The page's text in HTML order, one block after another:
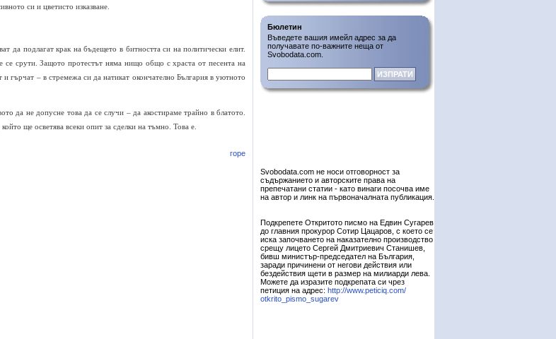
си и цветисто изказване.
да подлагат крак на бъдещето в битността си на политически елит.
се срути. Защото протестът няма нищо общо с храста от песента на
гърчат – в стремежа си да натикат окончателно България в уютното
да не допусне това да се случи – да акостираме трайно в блатото.
ще осветява всеки опит за сделки на тъмно. Това е.
горе
Бюлетин
Въведете вашия имейл адрес за да
получавате по-важните неща от
Svobodata.com.
Svobodata.com не носи отговорност за
съдържанието и авторските права на
препечатани статии - като винаги посочва име
на автор и линк на първоначалната публикация.
Подкрепете Откритото писмо на Едвин Сугарев
до главния прокурор Сотир Цацаров, с което се
иска започването на наказателно производство
срещу лицето Сергей Дмитриевич Станишев,
бивш министър-председател на България,
заради причинени от негови действия или
бездействия щети в размер на милиарди лева.
Можете да изразите подкрепата си чрез
петиция на адрес: http://www.peticiq.com/
otkrito_pismo_sugarev